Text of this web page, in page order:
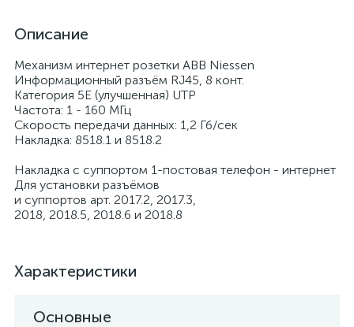
Описание
Механизм интернет розетки ABB Niessen
Информационный разъём RJ45, 8 конт.
Категория 5Е (улучшенная) UTP
Частота: 1 - 160 МГц
Скорость передачи данных: 1,2 Гб/сек
Накладка: 8518.1 и 8518.2
Накладка с суппортом 1-постовая телефон - интернет
Для установки разъёмов
и суппортов арт. 2017.2, 2017.3,
2018, 2018.5, 2018.6 и 2018.8
Характеристики
Основные